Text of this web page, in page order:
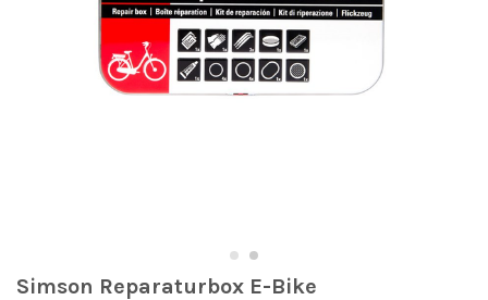
Simson Reparaturbox E-Bike